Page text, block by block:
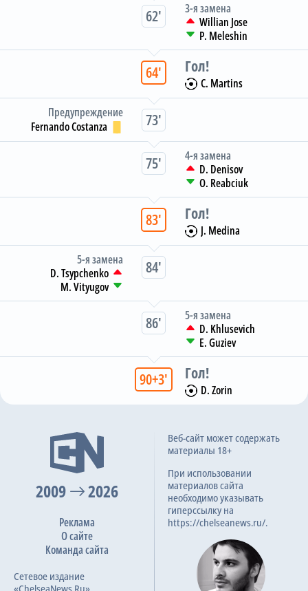
62
3-я замена
Willian Jose
P. Meleshin
64 Гол
C. Martins
Предупреждение
Fernando Costanza
73
75
4-я замена
D. Denisov
O. Reabciuk
83 Гол
J. Medina
5-я замена
D. Tsypchenko
M. Vityugov
84
86
5-я замена
D. Khlusevich
E. Guziev
90+3 Гол
D. Zorin
05.08.2024
Премьер-лига, 3 тур
09.12.2023
Премьер-лига, 18 тур
01.10.2023
2009 2026
Реклама
О сайте
Команда сайта
Сетевое издание
Веб-сайт может содержать
материалы 18+
При использовании
материалов сайта
необходимо указывать
гиперссылку на
https://chelseanews.ru/.